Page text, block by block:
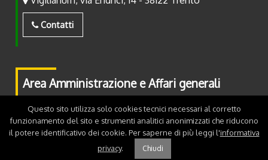
Contatti
Area Amministrazione e Affari generali
Piazza Fiera, 2 - 38122 Trento
Contatti
Questo sito utilizza solo cookies tecnici necessari al corretto
funzionamento del sito e strumenti analitici anonimizzati che riducono
il potere identificativo dei cookie. Per saperne di più leggi l'informativa
privacy. Chiudi